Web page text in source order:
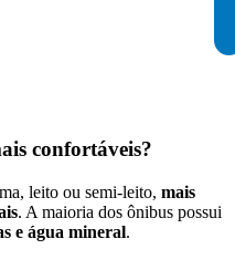
confortáveis?
leito ou semi-leito, mais
. A maioria dos ônibus possui
e água mineral.